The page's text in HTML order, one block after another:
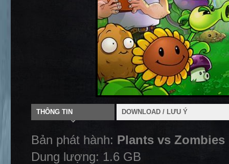
THÔNG TIN DOWNLOAD / LƯU Ý
Bản phát hành: Plants vs Zombies
Dung lượng: 1.6 GB